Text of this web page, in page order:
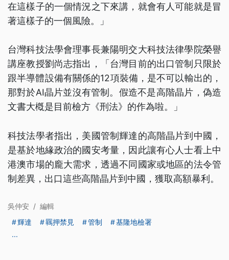
在這樣子的一個情況之下來講，就會有人可能就是冒
著這樣子的一個風險。」
台灣科技法學會理事長兼陽明交大科技法律學院榮譽
講座教授劉尚志指出，「台灣目前的出口管制只限於
跟半導體設備有關係的12項裝備，是不可以輸出的，
那對於AI晶片並沒有管制。假造不是高階晶片，偽造
文書大槪是目前檢方《刑法》的作為啦。」
科技法學者指出，美國管制輝達的高階晶片到中國，
是基於地緣政治的國安考量，因此讓有心人士看上中
港澳市場的龐大需求，透過不同國家或地區的法令管
制差異，出口這些高階晶片到中國，獲取高額暴利。
吳仲安 / 編輯
輝達
羈押禁見 管制
基隆地檢署
...